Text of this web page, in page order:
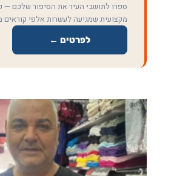
ספרו לתושבי העיר את הסיפור שלכם —
מקצועית שמגיעה לעשרות אלפי קוראים
לפרטים ←